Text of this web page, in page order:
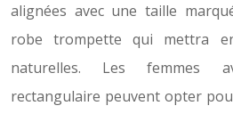
alignées avec une taille
robe trompette qui mettra
naturelles. Les femmes
rectangulaire peuvent opter